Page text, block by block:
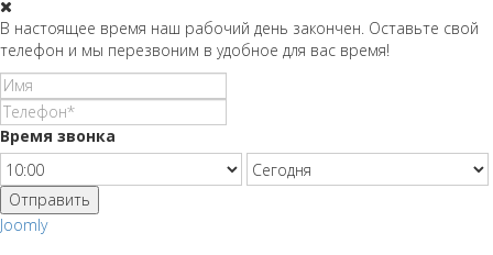
В настоящее время наш рабочий день закончен. Оставьте свой
телефон и мы перезвоним в удобное для вас время!
Время звонка
Отправить
Joomly